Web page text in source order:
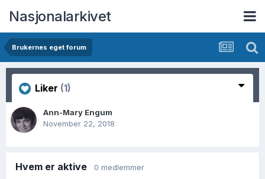
Nasjonalarkivet
Brukernes eget forum
Liker (1)
Ann-Mary Engum
November 22, 2018
Hvem er aktive 0 medlemmer